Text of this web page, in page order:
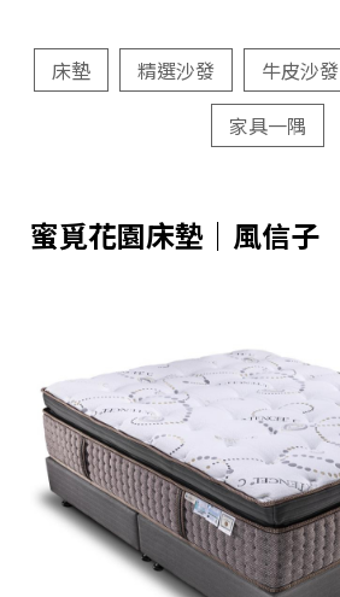
床墊 精選沙發 牛皮沙發
家具一隅
蜜覓花園床墊｜風信子